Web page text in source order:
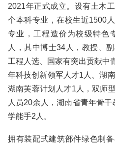
2021年正式成立。设有土木
个本科专业，在校生近1500
专业，工程造价为校级特色
人，其中博士34人，教授、
工程人选、国家有突出贡献中
年科技创新领军人才1人、湖
湖南芙蓉计划人才1人，双师
人员20余人，湖南省青年骨
学能手2人。
拥有装配式建筑部件绿色制